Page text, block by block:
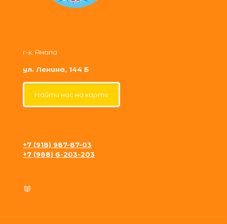
г-к. Анапа
ул. Ленина, 144 Б
Найти нас на карте
+7 (918) 987-87-03
+7 (988) 6-203-203